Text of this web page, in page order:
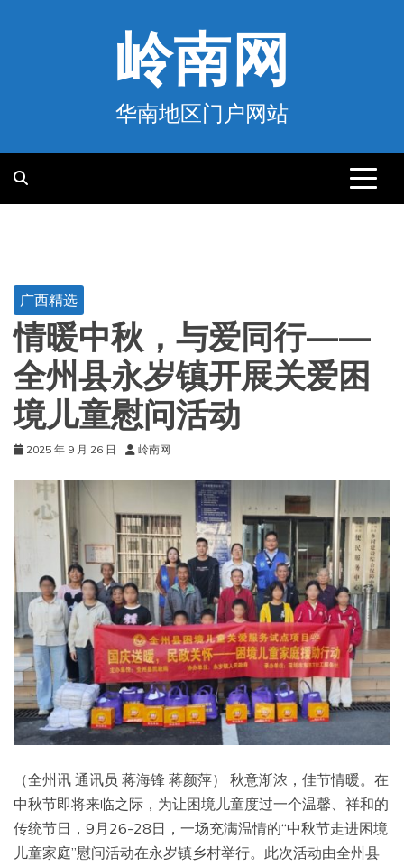
岭南网
华南地区门户网站
广西精选
情暖中秋，与爱同行——
全州县永岁镇开展关爱困
境儿童慰问活动
2025 年 9 月 26 日 岭南网
（全州讯 通讯员 蒋海锋 蒋颜萍） 秋意渐浓，佳节情暖。在
中秋节即将来临之际，为让困境儿童度过一个温馨、祥和的
传统节日，9月26-28日，一场充满温情的“中秋节走进困境
儿童家庭”慰问活动在永岁镇乡村举行。此次活动由全州县